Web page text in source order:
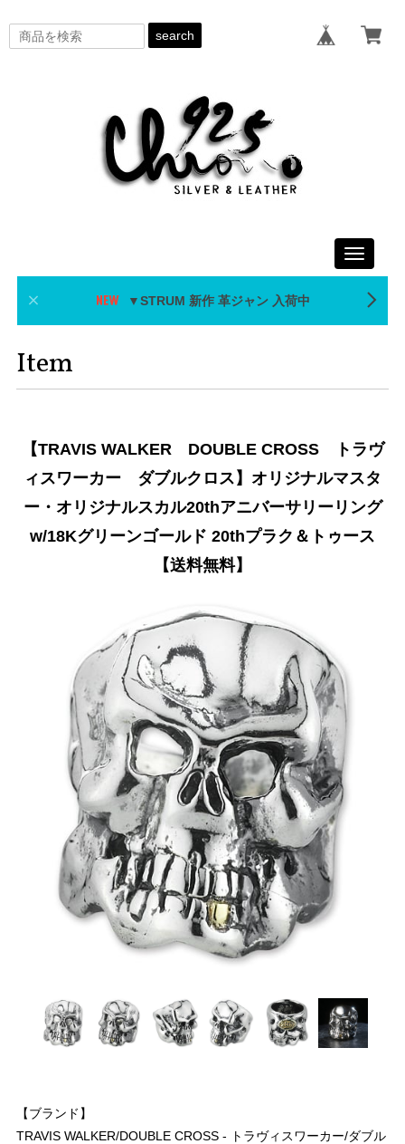
search
Toggle
▼STRUM 新作 革ジャン 入荷中
Item
【TRAVIS WALKER DOUBLE CROSS トラヴ
ィスワーカー ダブルクロス】オリジナルマスタ
ー・オリジナルスカル20thアニバーサリーリング
w/18Kグリーンゴールド 20thプラク＆トゥース
【送料無料】
【ブランド】
TRAVIS WALKER/DOUBLE CROSS - トラヴィスワーカー/ダブル